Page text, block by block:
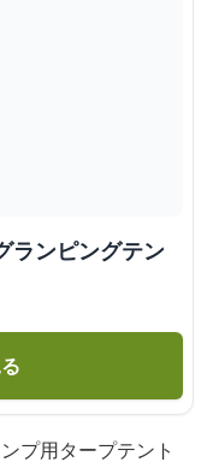
プ用タープテント